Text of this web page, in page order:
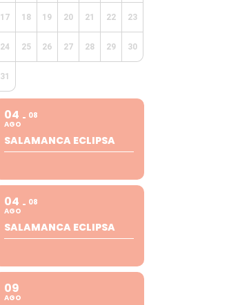
17 18 19 20 21 22 23
24 25 26 27 28 29 30
31
04
AGO
08
SALAMANCA ECLIPSA
04
AGO
08
SALAMANCA ECLIPSA
09
AGO